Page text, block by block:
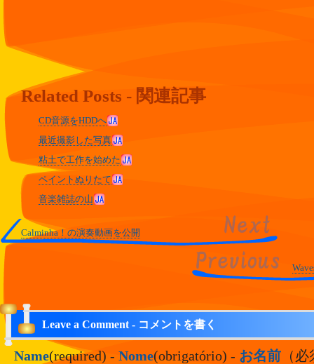
Related Posts - 関連記事
CD音源をHDDへ
最近撮影した写真
粘土で工作を始めた
ペイントぬりたて
音楽雑誌の山
Calminha！の演奏動画を公開
Leave a Comment - コメントを書く
Name(required) - Nome(obrigatório) - お名前 （